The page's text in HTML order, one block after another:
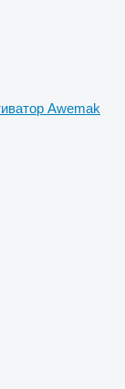
Awemak